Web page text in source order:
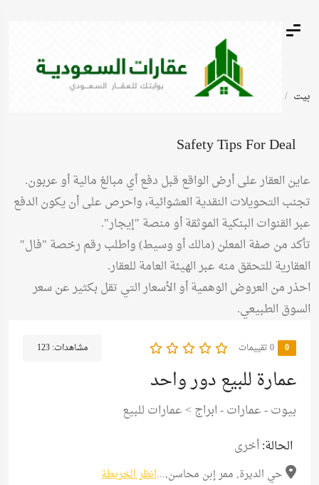
بيت أعلانات مبوبة عمارة للبيع دور واحد
0 ‫0 تقييمات مشاهدات:123
عمارة للبيع دور واحد
بيوت - عمارات - ابراج> عمارات للبيع
الحالة:أخرى
حي الديرة, ممر إبن محاسن,...انظر الخريطة
Safety Tips For Deal
عاين العقار على أرض الواقع قبل دفع أي مبالغ مالية أو عربون.
تجنب التحويلات النقدية العشوائية، واحرص على أن يكون الدفع
عبر القنوات البنكية الموثقة أو منصة "إيجار".
تأكد من صفة المعلن (مالك أو وسيط) واطلب رقم رخصة "فال"
العقارية للتحقق منه عبر الهيئة العامة للعقار.
احذر من العروض الوهمية أو الأسعار التي تقل بكثير عن سعر
السوق الطبيعي.